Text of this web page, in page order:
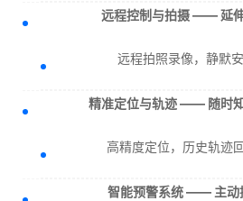
远程控制与拍摄 —— 延
远程拍照录像，静默
精准定位与轨迹 —— 随时
高精度定位，历史轨迹
智能预警系统 —— 主动